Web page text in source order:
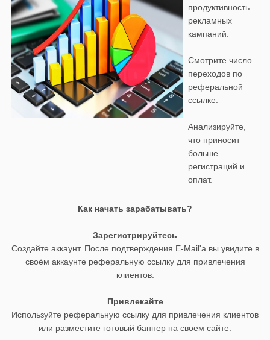
продуктивность
рекламных
кампаний.
Смотрите число
переходов по
реферальной
ссылке.
Анализируйте,
что приносит
больше
регистраций и
оплат.
Как начать зарабатывать?
Зарегистрируйтесь
Создайте аккаунт. После подтверждения E-Mail'а вы увидите в
своём аккаунте реферальную ссылку для привлечения
клиентов.
Привлекайте
Используйте реферальную ссылку для привлечения клиентов
или разместите готовый баннер на своем сайте.